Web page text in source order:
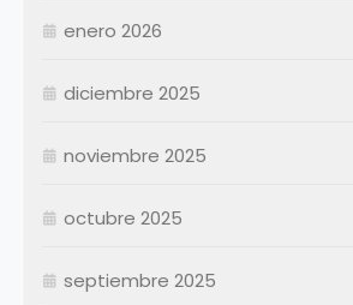
Junio
Agosto
Noviembre
Resumen Permanentes
Junio
Agosto
Noviembre
Resumen Permanentes
enero 2026
diciembre 2025
noviembre 2025
octubre 2025
septiembre 2025